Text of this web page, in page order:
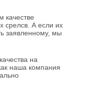
качестве
срелсв. А если их
заявленному, мы
на
наша компания